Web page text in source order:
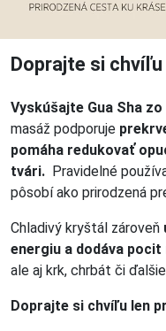
Doprajte si chvíľu
Vyskúšajte Gua Sha
masáž podporuje
pomáha redukovať
tvári. Pravidelné
pôsobí ako prirodzená
Chladivý kryštál zároveň
energiu a dodáva pocit
ale aj krk, chrbát či
Doprajte si chvíľu len